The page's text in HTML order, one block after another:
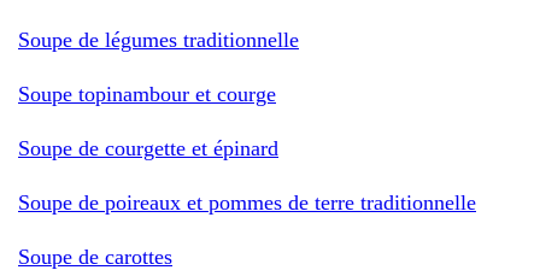
Soupe de légumes traditionnelle
Soupe topinambour et courge
Soupe de courgette et épinard
Soupe de poireaux et pommes de terre traditionnelle
Soupe de carottes